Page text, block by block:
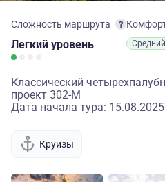
Сложность маршрута
Легкий уровень Средний
Классический
проект 302-М
Дата начала тура:
Круизы